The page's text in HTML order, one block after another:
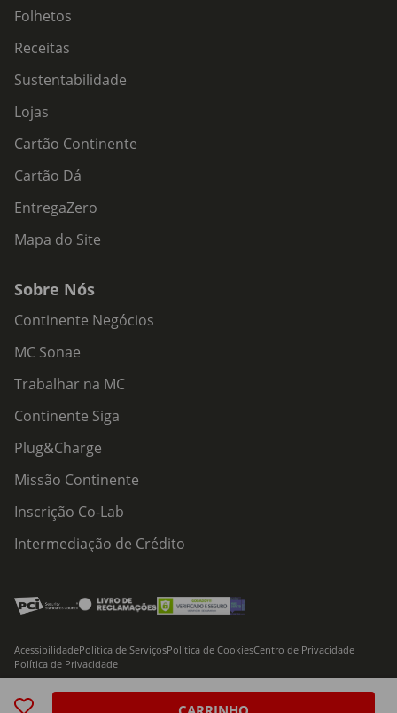
Folhetos
Receitas
Sustentabilidade
Lojas
Cartão Continente
Cartão Dá
EntregaZero
Mapa do Site
Sobre Nós
Continente Negócios
MC Sonae
Trabalhar na MC
Continente Siga
Plug&Charge
Missão Continente
Inscrição Co-Lab
Intermediação de Crédito
© 2026 Modelo Continente Hipermercados, S.A. Todos os direitos reservados
AcessibilidadePolítica de ServiçosPolítica de CookiesCentro de Privacidade
Política de Privacidade